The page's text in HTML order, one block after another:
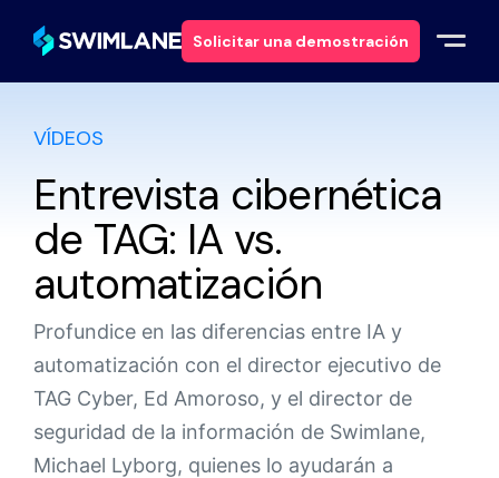
Solicitar una demostración
Por qué Swimlane
Soluciones
Productos
Servicios
Recursos
Acerca de
VÍDEOS
Entrevista cibernética
de TAG: IA vs.
automatización
Profundice en las diferencias entre IA y
automatización con el director ejecutivo de
TAG Cyber, Ed Amoroso, y el director de
seguridad de la información de Swimlane,
Michael Lyborg, quienes lo ayudarán a